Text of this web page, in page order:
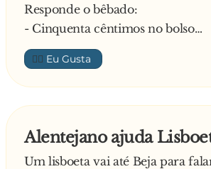
Responde o bêbado:
- Cinquenta cêntimos no bolso…
👍🏼
Alentejano ajuda
Um lisboeta vai até Beja para